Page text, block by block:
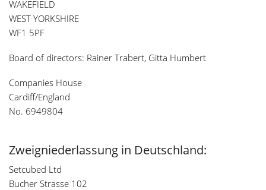
WAKEFIELD
WEST YORKSHIRE
WF1 5PF
Board of directors: Rainer Trabert, Gitta Humbert
Companies House
Cardiff/England
No. 6949804
Zweigniederlassung in Deutschland:
Setcubed Ltd
Bucher Strasse 102